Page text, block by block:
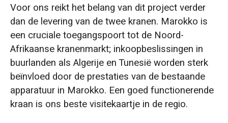
Voor ons reikt het belang van dit project verder
dan de levering van de twee kranen. Marokko is
een cruciale toegangspoort tot de Noord-
Afrikaanse kranenmarkt; inkoopbeslissingen in
buurlanden als Algerije en Tunesië worden sterk
beïnvloed door de prestaties van de bestaande
apparatuur in Marokko. Een goed functionerende
kraan is ons beste visitekaartje in de regio.